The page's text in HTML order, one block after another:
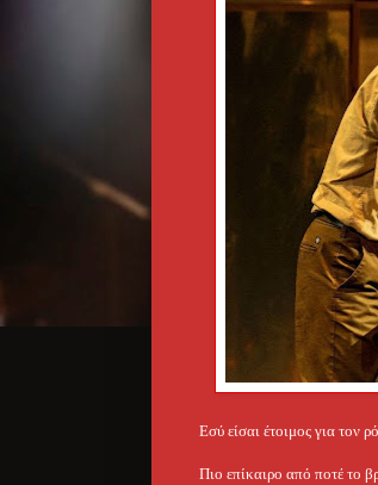
Εσύ είσαι έτοιμος για τον
Πιο επίκαιρο από ποτέ το